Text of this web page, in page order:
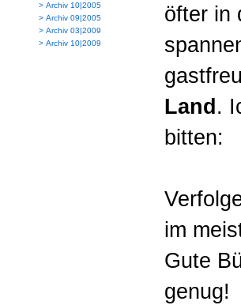
> Archiv 10|2005
> Archiv 09|2005
> Archiv 03|2009
> Archiv 10|2009
öfter in
Land .
bitten:
im
Gute
genug!